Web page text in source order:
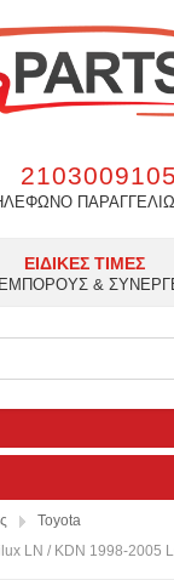
2103009105
ΕΙΔΙΚΕΣ ΤΙΜΕΣ
&
Toyota
LN / KDN 1998-2005